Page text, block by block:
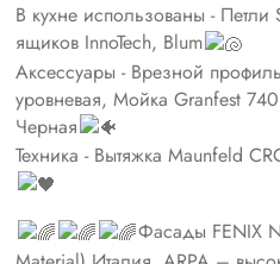
В кухне использованы -
ящиков InnoTech, Blum
Аксессуары - Врезной
уровневая, Мойка Granfest
Черная
Техника - Вытяжка Maunfeld
Фасады FENIX